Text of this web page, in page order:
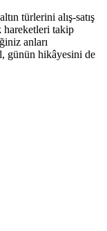
türlerini alış-satış
hareketleri takip
anları
günün hikâyesini de